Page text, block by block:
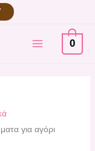
MAIN
MENU
0
για αγόρι